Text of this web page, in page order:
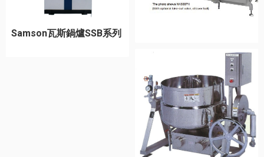
Samson瓦斯鍋爐SSB系列